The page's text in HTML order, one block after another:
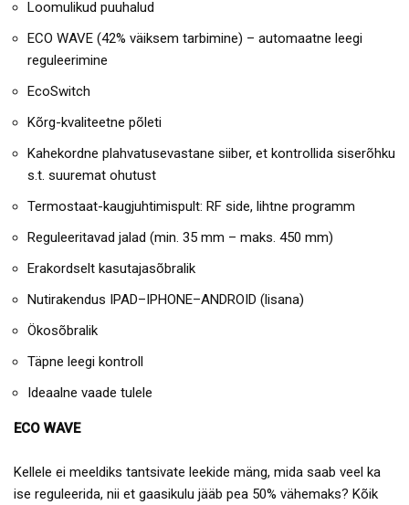
Loomulikud puuhalud
ECO WAVE (42% väiksem tarbimine) – automaatne leegi
reguleerimine
EcoSwitch
Kõrg-kvaliteetne põleti
Kahekordne plahvatusevastane siiber, et kontrollida siserõhku
s.t. suuremat ohutust
Termostaat-kaugjuhtimispult: RF side, lihtne programm
Reguleeritavad jalad (min. 35 mm – maks. 450 mm)
Erakordselt kasutajasõbralik
Nutirakendus IPAD–IPHONE–ANDROID (lisana)
Ökosõbralik
Täpne leegi kontroll
Ideaalne vaade tulele
ECO WAVE
Kellele ei meeldiks tantsivate leekide mäng, mida saab veel ka
ise reguleerida, nii et gaasikulu jääb pea 50% vähemaks? Kõik